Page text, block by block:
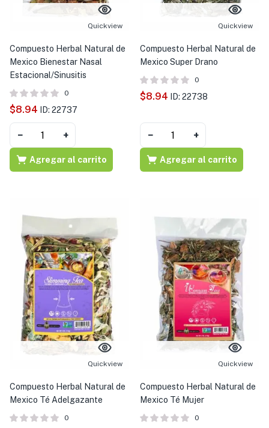
Quickview
Compuesto Herbal Natural de
Mexico Bienestar Nasal
Estacional/Sinusitis
0
$8.94 ID: 22737
− +
Agregar al carrito
Quickview
Compuesto Herbal Natural de
Mexico Super Drano
0
$8.94 ID: 22738
− +
Agregar al carrito
Quickview
Compuesto Herbal Natural de
Mexico Té Adelgazante
0
Quickview
Compuesto Herbal Natural de
Mexico Té Mujer
0